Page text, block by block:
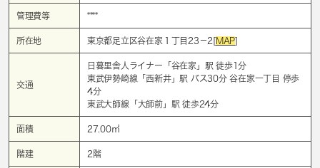
管理費等 ****
所在地 東京都足立区谷在家１丁目23－2[MAP]
交通
日暮里舎人ライナー「 谷在家 」駅 徒歩1分
東武伊勢崎線「西新井」駅 バス30分 谷在家一丁目 停歩
4分
東武大師線「 大師前」駅 徒歩24分
面積 27.00㎡
階建 2階